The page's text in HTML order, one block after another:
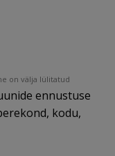
on välja lülitatud
ennustuse
kodu,